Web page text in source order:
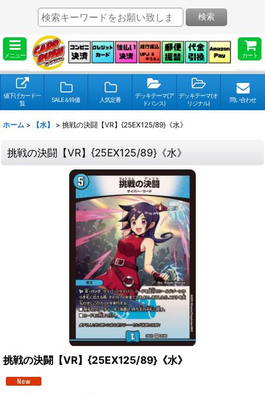
メニュー カート
検索
値下げカード一
覧
SALE＆特価 人気定番
デッキテーマ(ア
ドバンス)
デッキテーマ(オ
リジナル)
問い合わせ
ホーム > 【水】 > 挑戦の決闘【VR】{25EX125/89}《水》
挑戦の決闘【VR】{25EX125/89}《水》
挑戦の決闘【VR】{25EX125/89}《水》